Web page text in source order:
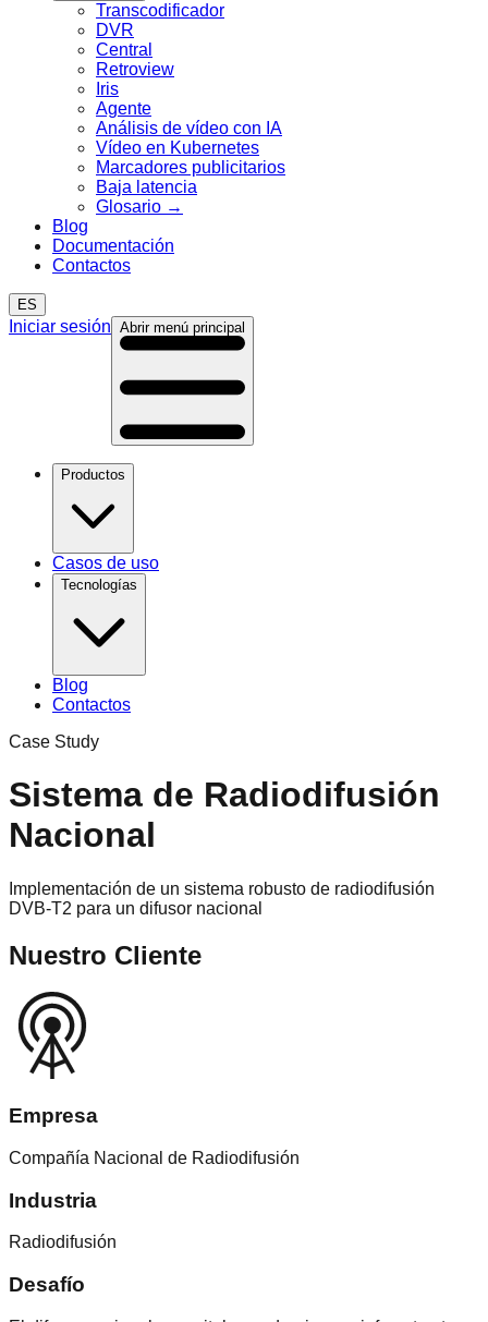
Transcodificador
DVR
Central
Retroview
Iris
Agente
Análisis de vídeo con IA
Vídeo en Kubernetes
Marcadores publicitarios
Baja latencia
Glosario →
Blog
Documentación
Contactos
ES
Iniciar sesión Abrir menú principal
Productos
Casos de uso
Tecnologías
Blog
Contactos
Case Study
Sistema de Radiodifusión
Nacional
Implementación de un sistema robusto de radiodifusión
DVB-T2 para un difusor nacional
Nuestro Cliente
Empresa
Compañía Nacional de Radiodifusión
Industria
Radiodifusión
Desafío